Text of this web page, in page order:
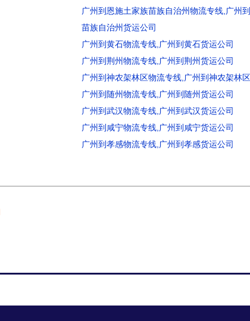
广州到恩施土家族苗族自治州物流专线,广州
苗族自治州货运公司
广州到黄石物流专线,广州到黄石货运公司
广州到荆州物流专线,广州到荆州货运公司
广州到神农架林区物流专线,广州到神农架林
广州到随州物流专线,广州到随州货运公司
广州到武汉物流专线,广州到武汉货运公司
广州到咸宁物流专线,广州到咸宁货运公司
广州到孝感物流专线,广州到孝感货运公司